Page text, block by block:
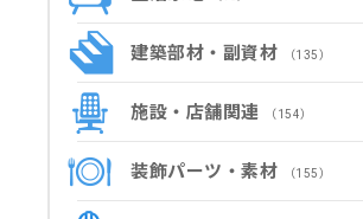
建築部材・副資材 （135）
施設・店舗関連 （154）
装飾パーツ・素材 （155）